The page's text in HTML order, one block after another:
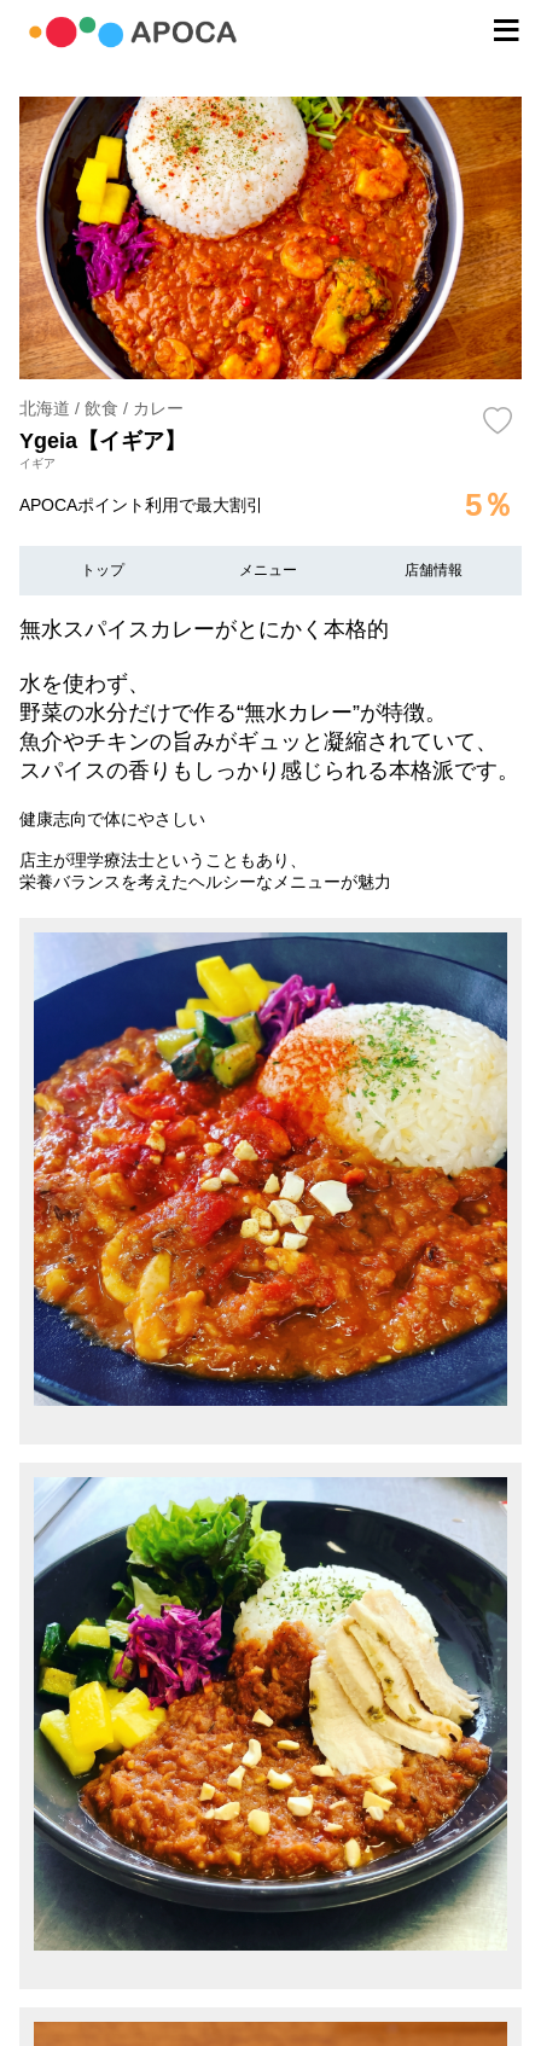
北海道 / 飲食 / カレー
Ygeia【イギア】
イギア
APOCAポイント利用で最大割引 5％
トップ メニュー 店舗情報
無水スパイスカレーがとにかく本格的
水を使わず、
野菜の水分だけで作る“無水カレー”が特徴。
魚介やチキンの旨みがギュッと凝縮されていて、
スパイスの香りもしっかり感じられる本格派です。
健康志向で体にやさしい
店主が理学療法士ということもあり、
栄養バランスを考えたヘルシーなメニューが魅力